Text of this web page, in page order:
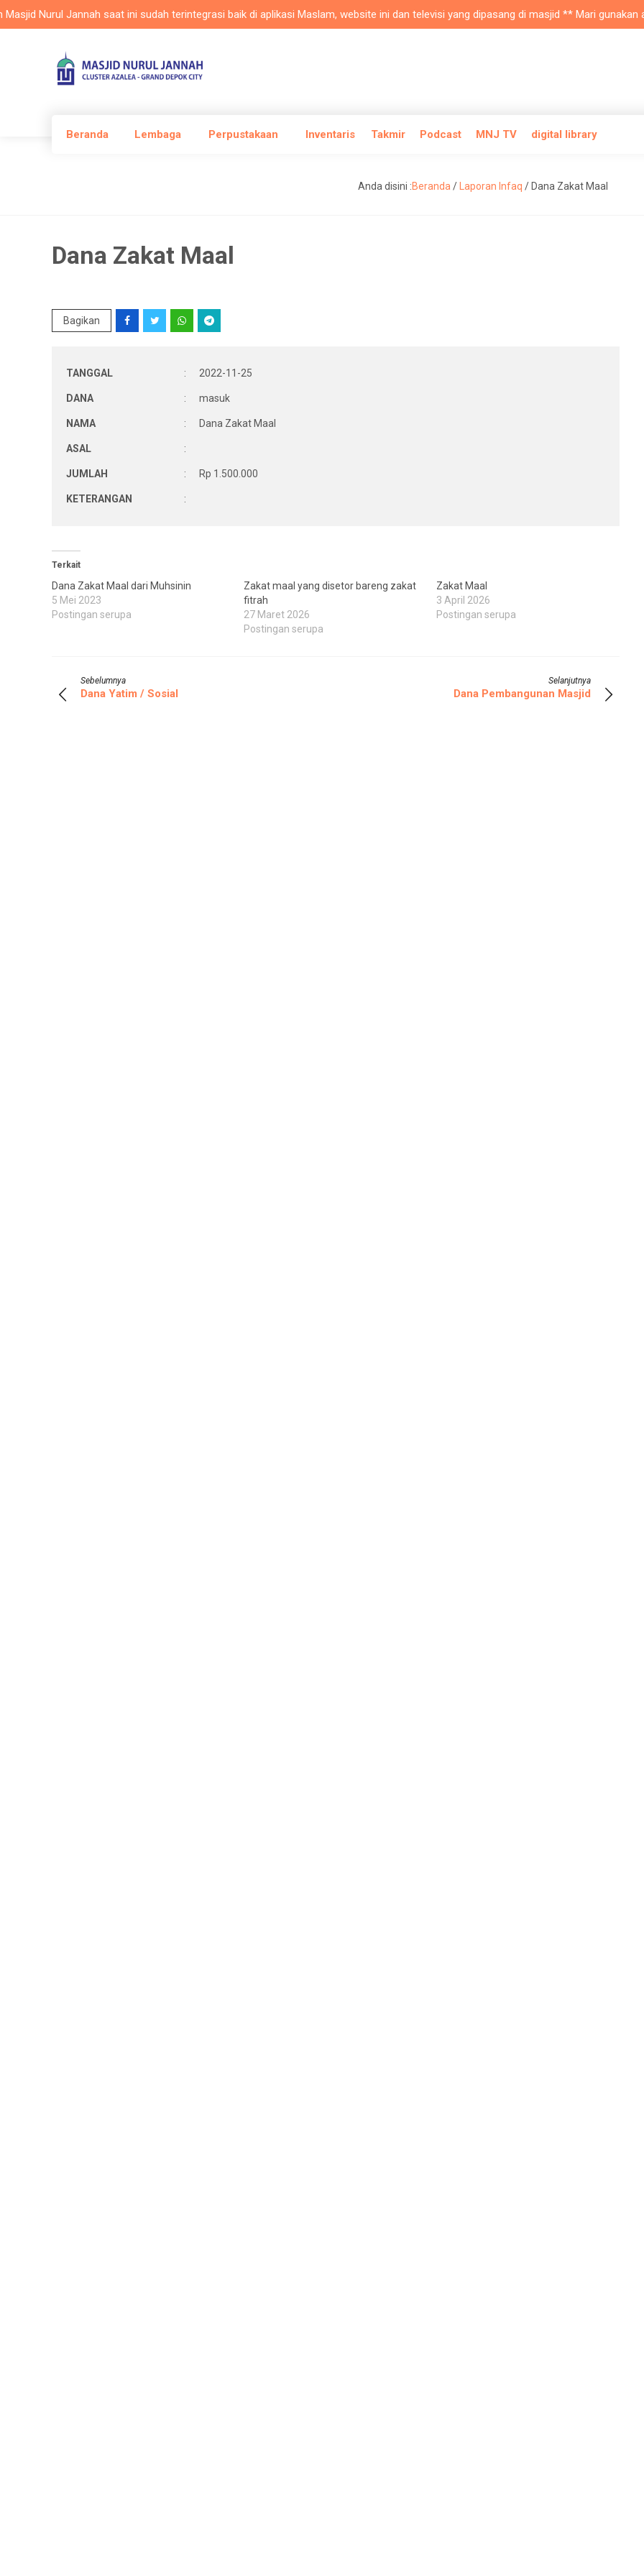
Nurul Jannah saat ini sudah terintegrasi baik di aplikasi Maslam, website ini dan televisi yang dipasang di masjid ** Mari gunakan
Beranda Lembaga Perpustakaan Inventaris Takmir Podcast MNJ TV digital library
Anda disini :Beranda / Laporan Infaq / Dana Zakat Maal
Dana Zakat Maal
Bagikan
TANGGAL : 2022-11-25
DANA : masuk
NAMA : Dana Zakat Maal
ASAL :
JUMLAH : Rp 1.500.000
KETERANGAN :
Terkait
Dana Zakat Maal dari Muhsinin
5 Mei 2023
Postingan serupa
Zakat maal yang disetor bareng zakat
fitrah
27 Maret 2026
Postingan serupa
Zakat Maal
3 April 2026
Postingan serupa
Sebelumnya
Dana Yatim / Sosial
Selanjutnya
Dana Pembangunan Masjid